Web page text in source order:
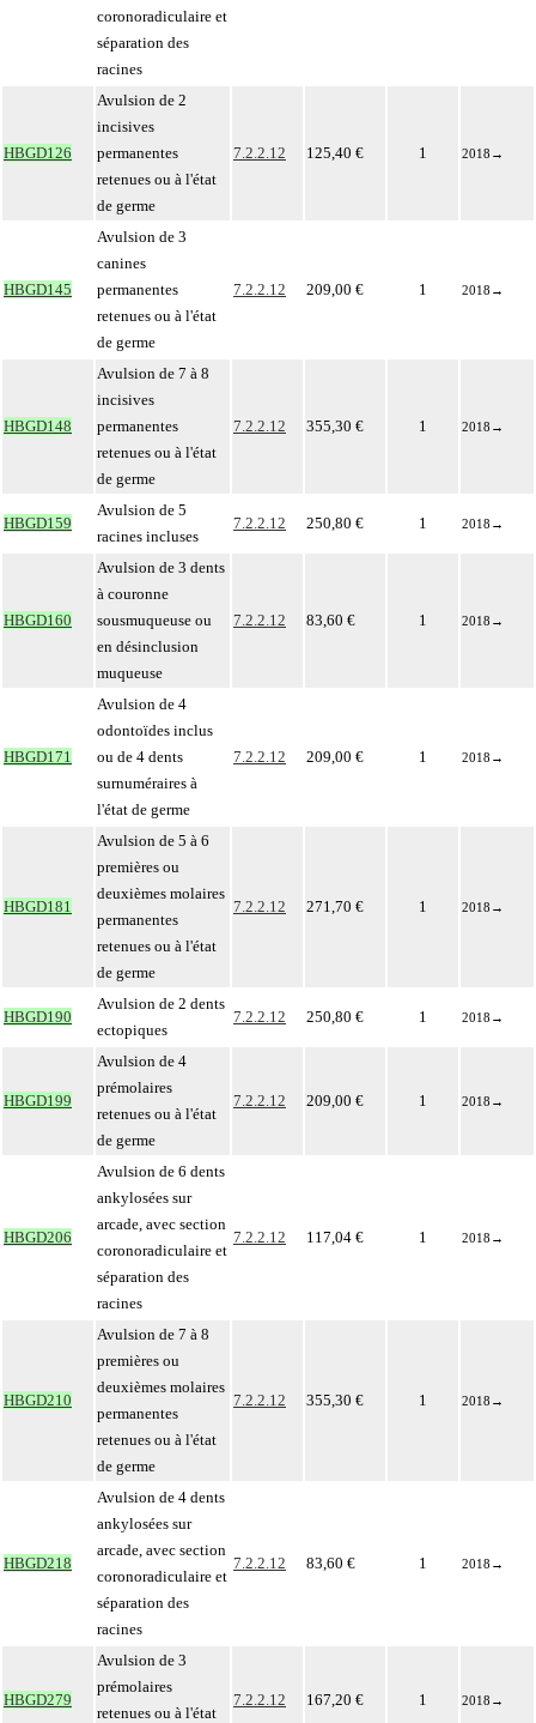
coronoradiculaire et
séparation des
racines
HBGD126
Avulsion de 2
incisives
permanentes
retenues ou à l'état
de germe
7.2.2.12 125,40 € 1 2018 →
HBGD145
Avulsion de 3
canines
permanentes
retenues ou à l'état
de germe
7.2.2.12 209,00 € 1 2018 →
HBGD148
Avulsion de 7 à 8
incisives
permanentes
retenues ou à l'état
de germe
7.2.2.12 355,30 € 1 2018 →
HBGD159
Avulsion de 5
racines incluses
7.2.2.12 250,80 € 1 2018 →
HBGD160
Avulsion de 3 dents
à couronne
sousmuqueuse ou
en désinclusion
muqueuse
7.2.2.12 83,60 € 1 2018 →
HBGD171
Avulsion de 4
odontoïdes inclus
ou de 4 dents
surnuméraires à
l'état de germe
7.2.2.12 209,00 € 1 2018 →
HBGD181
Avulsion de 5 à 6
premières ou
deuxièmes molaires
permanentes
retenues ou à l'état
de germe
7.2.2.12 271,70 € 1 2018 →
HBGD190
Avulsion de 2 dents
ectopiques
7.2.2.12 250,80 € 1 2018 →
HBGD199
Avulsion de 4
prémolaires
retenues ou à l'état
de germe
7.2.2.12 209,00 € 1 2018 →
HBGD206
Avulsion de 6 dents
ankylosées sur
arcade, avec section
coronoradiculaire et
séparation des
racines
7.2.2.12 117,04 € 1 2018 →
HBGD210
Avulsion de 7 à 8
premières ou
deuxièmes molaires
permanentes
retenues ou à l'état
de germe
7.2.2.12 355,30 € 1 2018 →
HBGD218
Avulsion de 4 dents
ankylosées sur
arcade, avec section
coronoradiculaire et
séparation des
racines
7.2.2.12 83,60 € 1 2018 →
HBGD279
Avulsion de 3
prémolaires
retenues ou à l'état
7.2.2.12 167,20 € 1 2018 →